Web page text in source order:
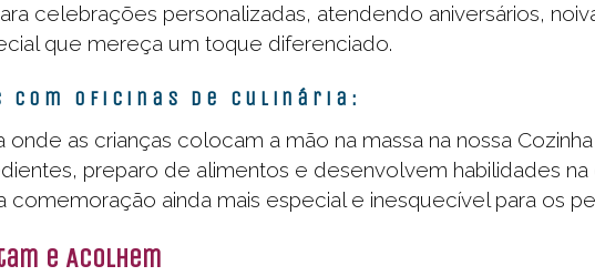
celebrações personalizadas, atendendo aniversários,
que mereça um toque diferenciado.
com Oficinas de Culinária:
onde as crianças colocam a mão na massa na nossa
preparo de alimentos e desenvolvem habilidades
comemoração ainda mais especial e inesquecível para os
e Acolhem